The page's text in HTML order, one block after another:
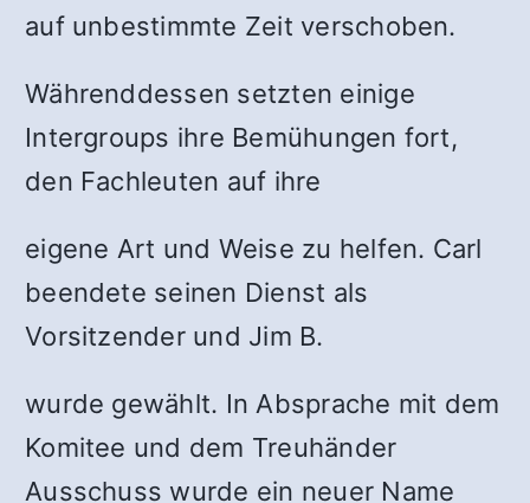
auf unbestimmte Zeit verschoben.
Währenddessen setzten einige
Intergroups ihre Bemühungen fort,
den Fachleuten auf ihre
eigene Art und Weise zu helfen. Carl
beendete seinen Dienst als
Vorsitzender und Jim B.
wurde gewählt. In Absprache mit dem
Komitee und dem Treuhänder
Ausschuss wurde ein neuer Name